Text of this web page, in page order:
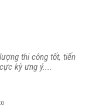
thi công tốt, tiến
kỳ ưng ý....